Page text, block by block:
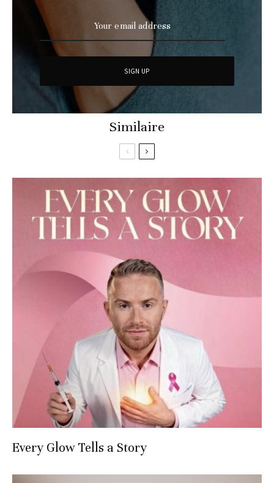
Similaire
Every Glow Tells a Story